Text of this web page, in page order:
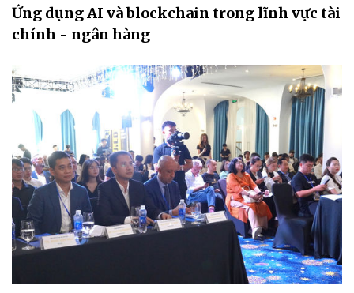
Ứng dụng AI và blockchain trong lĩnh vực tài
chính - ngân hàng